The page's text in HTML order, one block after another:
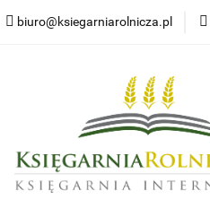
biuro@ksiegarniarolnicza.pl